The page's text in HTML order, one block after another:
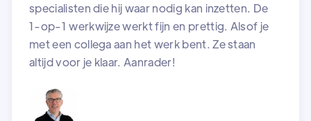
specialisten die hij waar nodig kan inzetten. De
1-op-1 werkwijze werkt fijn en prettig. Alsof je
met een collega aan het werk bent. Ze staan
altijd voor je klaar. Aanrader!